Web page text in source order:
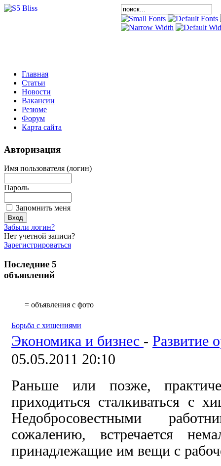
Главная
Статьи
Новости
Вакансии
Резюме
Форум
Карта сайта
Авторизация
Имя пользователя (логин)
Пароль
Запомнить меня
Забыли логин?
Нет учетной записи?
Зарегистрироваться
Последние 5
объявлений
= объявления с фото
Борьба с хищениями
Экономика и бизнес - Развитие
05.05.2011 20:10
Раньше или позже,
приходиться сталкиваться с
Недобросовестными
сожалению,
встречается
принадлежащие им вещи с